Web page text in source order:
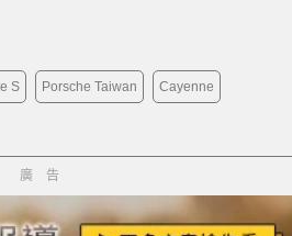
S Porsche Taiwan Cayenne
廣告